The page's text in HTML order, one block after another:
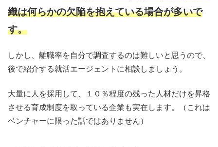
織は何らかの欠陥を抱えている場合が多いで
す。
しかし、離職率を自分で調査するのは難しいと思うので、
後で紹介する就活エージェントに相談しましょう。
大量に人を採用して、１０％程度の残った人材だけを昇格
させる育成制度を取っている企業も実在します。（これは
ベンチャーに限った話ではありません）